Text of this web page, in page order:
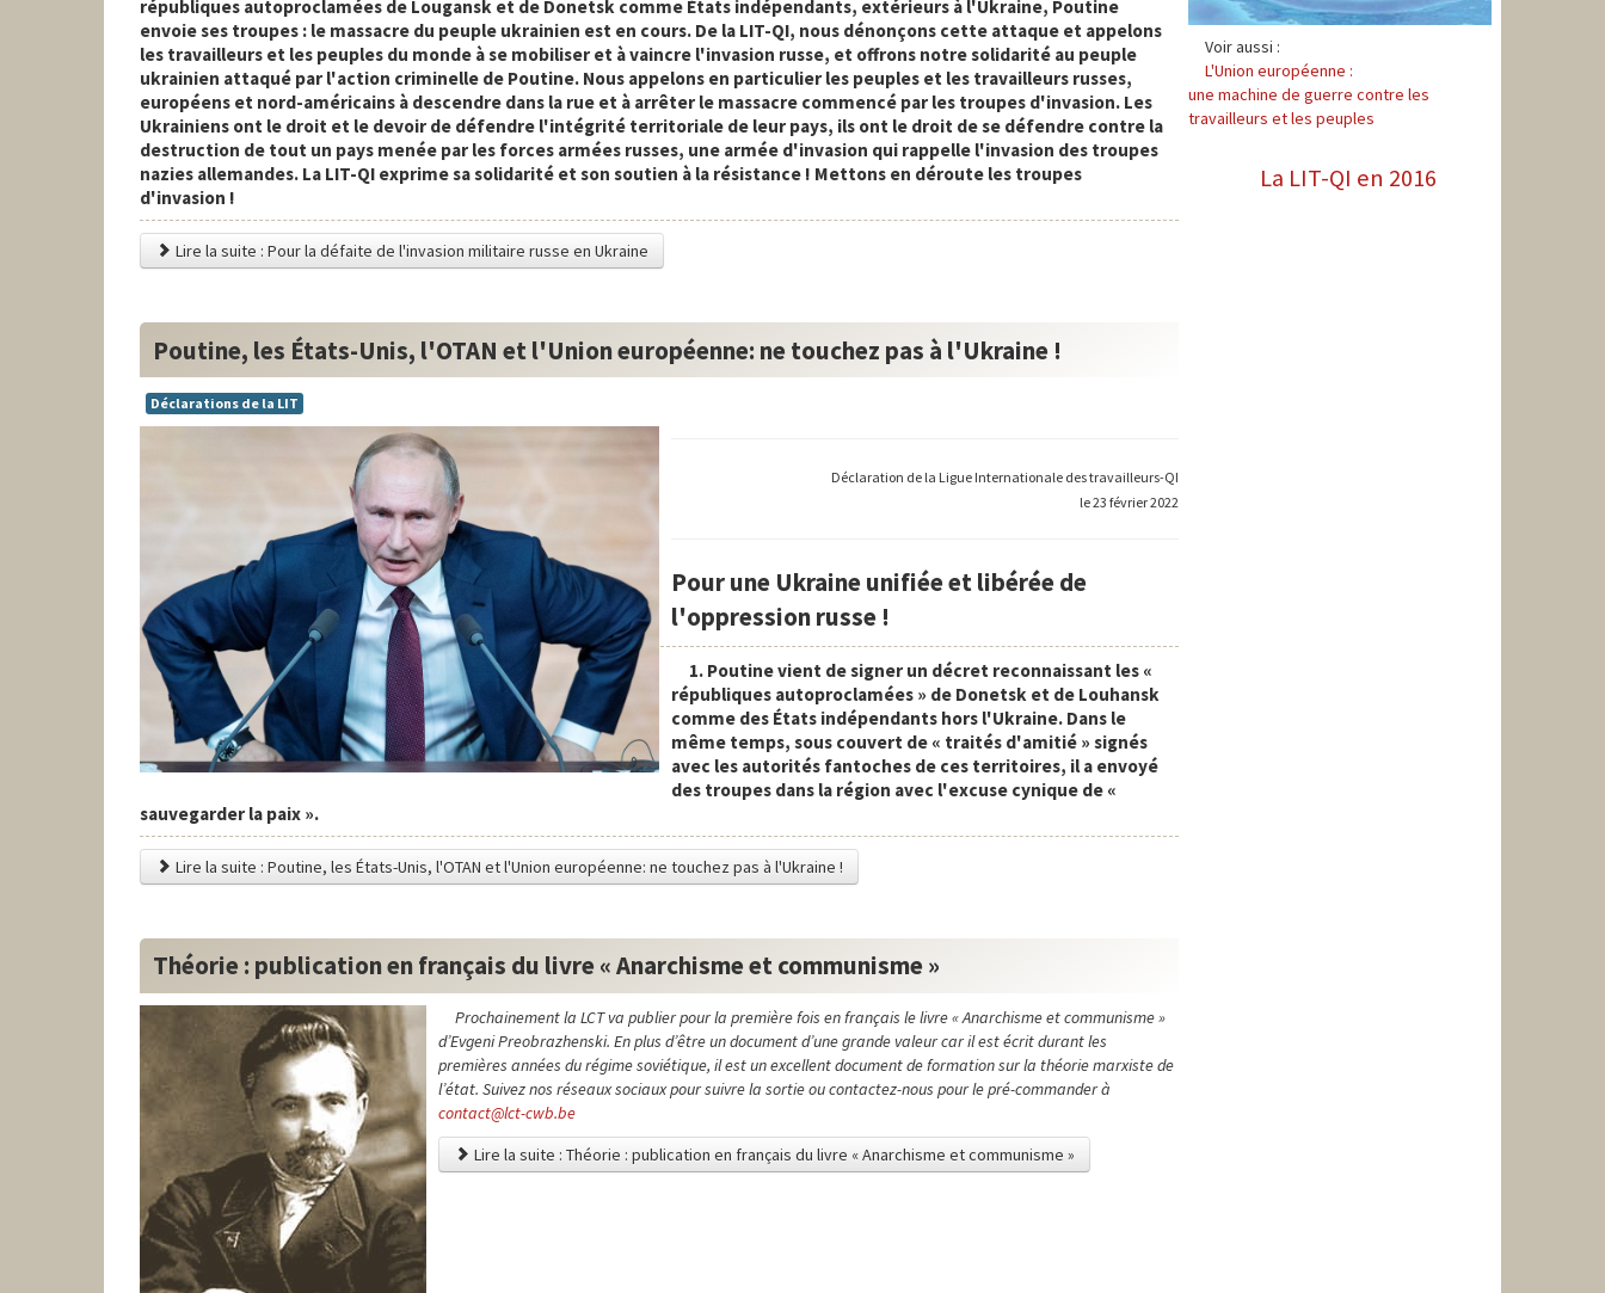
républiques autoproclamées de Lougansk et de Donetsk comme États indépendants, extérieurs à l'Ukraine, Poutine
envoie ses troupes : le massacre du peuple ukrainien est en cours. De la LIT-QI, nous dénonçons cette attaque et appelons
les travailleurs et les peuples du monde à se mobiliser et à vaincre l'invasion russe, et offrons notre solidarité au peuple
ukrainien attaqué par l'action criminelle de Poutine. Nous appelons en particulier les peuples et les travailleurs russes,
européens et nord-américains à descendre dans la rue et à arrêter le massacre commencé par les troupes d'invasion. Les
Ukrainiens ont le droit et le devoir de défendre l'intégrité territoriale de leur pays, ils ont le droit de se défendre contre la
destruction de tout un pays menée par les forces armées russes, une armée d'invasion qui rappelle l'invasion des troupes
nazies allemandes. La LIT-QI exprime sa solidarité et son soutien à la résistance ! Mettons en déroute les troupes
d'invasion !
Lire la suite : Pour la défaite de l'invasion militaire russe en Ukraine
Poutine, les États-Unis, l'OTAN et l'Union européenne: ne touchez pas à l'Ukraine !
Déclarations de la LIT
Déclaration de la Ligue Internationale des travailleurs-QI
le 23 février 2022
Pour une Ukraine unifiée et libérée de
l'oppression russe !
1. Poutine vient de signer un décret reconnaissant les «
républiques autoproclamées » de Donetsk et de Louhansk
comme des États indépendants hors l'Ukraine. Dans le
même temps, sous couvert de « traités d'amitié » signés
avec les autorités fantoches de ces territoires, il a envoyé
des troupes dans la région avec l'excuse cynique de «
sauvegarder la paix ».
Lire la suite : Poutine, les États-Unis, l'OTAN et l'Union européenne: ne touchez pas à l'Ukraine !
Théorie : publication en français du livre « Anarchisme et communisme »
Prochainement la LCT va publier pour la première fois en français le livre « Anarchisme et communisme »
d’Evgeni Preobrazhenski. En plus d’être un document d’une grande valeur car il est écrit durant les
premières années du régime soviétique, il est un excellent document de formation sur la théorie marxiste de
l’état. Suivez nos réseaux sociaux pour suivre la sortie ou contactez-nous pour le pré-commander à
contact@lct-cwb.be
Lire la suite : Théorie : publication en français du livre « Anarchisme et communisme »
Voir aussi :
L'Union européenne :
une machine de guerre contre les
travailleurs et les peuples
La LIT-QI en 2016